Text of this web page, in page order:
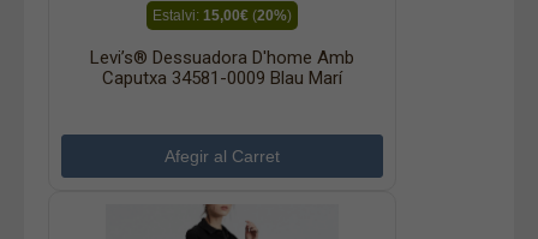
Estalvi: 15,00€ (20%)
Levi’s® Dessuadora D'home Amb
Caputxa 34581-0009 Blau Marí